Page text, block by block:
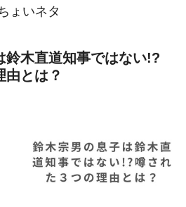
ょいネタ
鈴木直道知事ではない!?
由とは？